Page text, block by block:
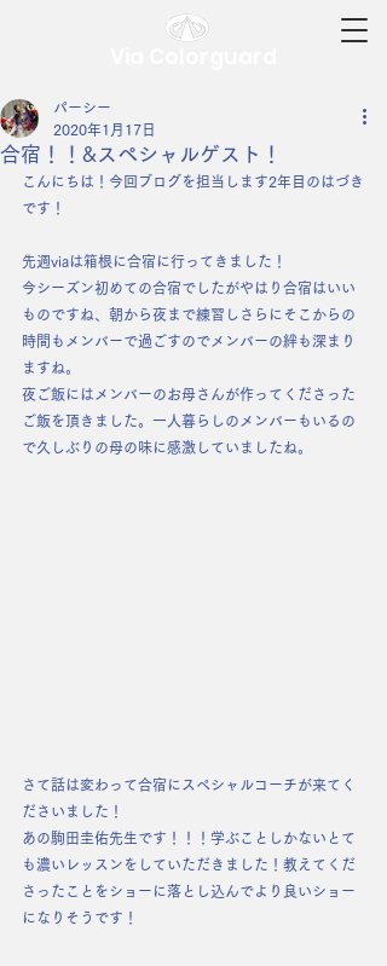
合宿！！&スペシャルゲスト！
パーシー
2020年1月17日
こんにちは！今回ブログを担当します2年目のはづき
です！
先週viaは箱根に合宿に行ってきました！
今シーズン初めての合宿でしたがやはり合宿はいい
ものですね、朝から夜まで練習しさらにそこからの
時間もメンバーで過ごすのでメンバーの絆も深まり
ますね。
夜ご飯にはメンバーのお母さんが作ってくださった
ご飯を頂きました。一人暮らしのメンバーもいるの
で久しぶりの母の味に感激していましたね。
さて話は変わって合宿にスペシャルコーチが来てく
ださいました！
あの駒田圭佑先生です！！！学ぶことしかないとて
も濃いレッスンをしていただきました！教えてくだ
さったことをショーに落とし込んでより良いショー
になりそうです！